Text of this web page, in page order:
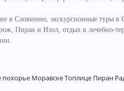
в Словению, экскурсионные туры в
Пиран и Изол, отдых в лечебно-
похорье Моравске Топлице Пиран